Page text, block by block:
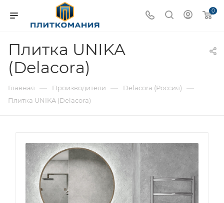
0
Плитка UNIKA
(Delacora)
Главная — Производители — Delacora (Россия) —
Плитка UNIKA (Delacora)